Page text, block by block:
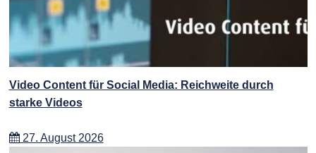
Video Content für Social Media: Reichweite durch
starke Videos
27. August 2026